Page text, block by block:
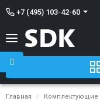
+7 (495) 103-42-60
Главная Комплектующие